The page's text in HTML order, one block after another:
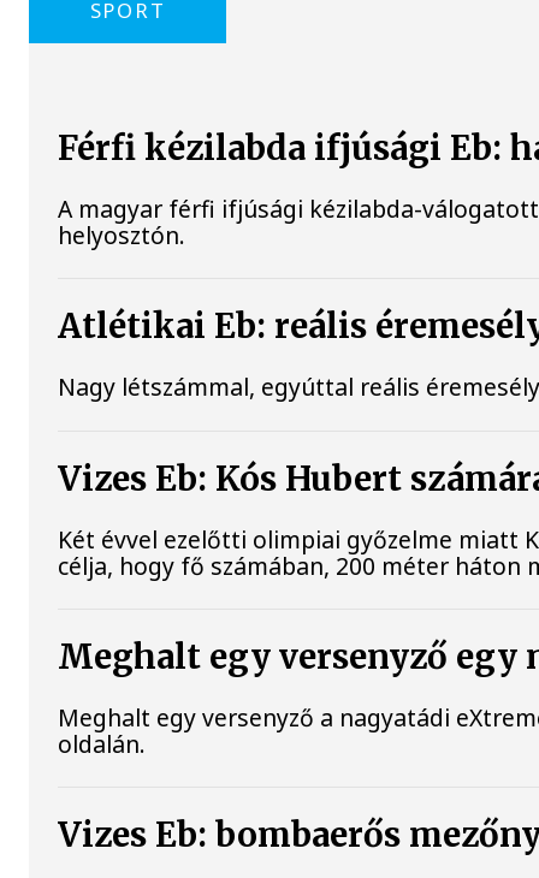
SPORT
Férfi kézilabda ifjúsági Eb:
A magyar férfi ifjúsági kézilabda-
helyosztón.
Atlétikai Eb: reális
Nagy létszámmal, egyúttal reális
Vizes Eb: Kós Hubert
Két évvel ezelőtti olimpiai győzelme miatt
célja, hogy fő számában, 200 méter háton
Meghalt egy versenyző
Meghalt egy versenyző a nagyatádi
oldalán.
Vizes Eb: bombaerős